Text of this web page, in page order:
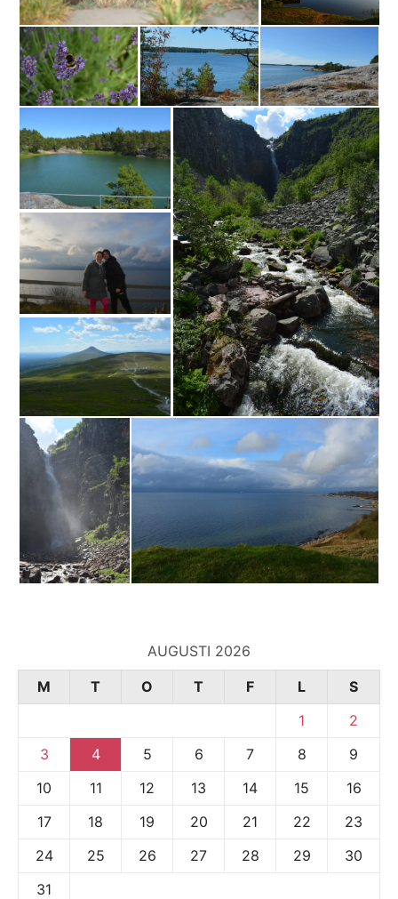
AUGUSTI 2026
M
T O T F L
S
1
2
3
4 5 6 7 8
9
10
11 12 13 14 15
16
17
18 19 20 21 22
23
24
25 26 27 28 29
30
31